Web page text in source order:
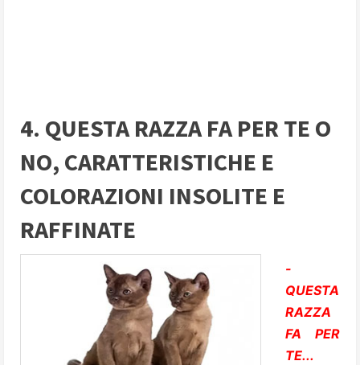
4. QUESTA RAZZA FA PER TE O
NO, CARATTERISTICHE E
COLORAZIONI INSOLITE E
RAFFINATE
-
QUESTA
RAZZA
FA PER
TE...